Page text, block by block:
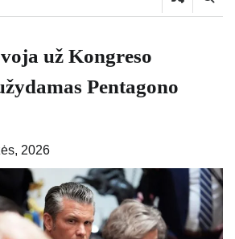
už Kongreso
Pentagono
2026